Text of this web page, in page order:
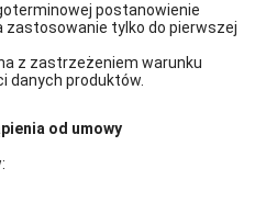
postanowienie
zastosowanie tylko do pierwszej
z zastrzeżeniem warunku
produktów.
od umowy